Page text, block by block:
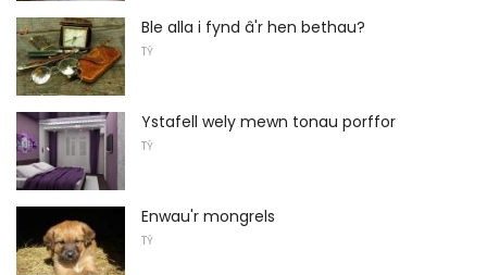
Ble alla i fynd â'r hen bethau?
TŶ
Ystafell wely mewn tonau porffor
TŶ
Enwau'r mongrels
TŶ